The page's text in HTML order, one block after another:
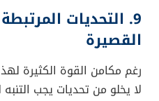
التحليل المستمر
تابِع أداء الفيديوهات
المختلفة. راقب معدلات
الإكمال للفيديو، كي
على تحسينه في المرات